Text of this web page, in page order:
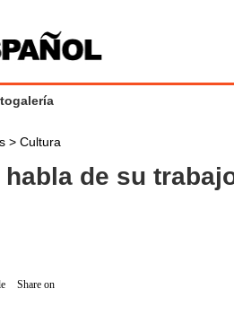
> Cultura
de su
Share on